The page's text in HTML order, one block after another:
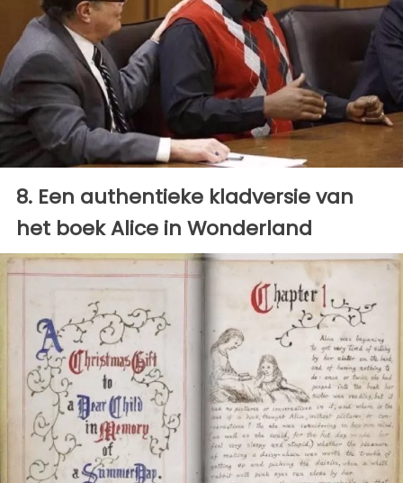
8. Een authentieke kladversie van
het boek Alice in Wonderland